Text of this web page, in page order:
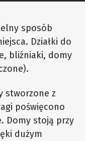
sposób
Działki do
bliźniaki, domy
stworzone z
poświęcono
Domy stoją przy
dużym